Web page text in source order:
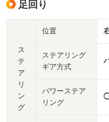
足回り
ス
テ
ア
リ
ン
グ
位置
ステアリング
ギア方式
パワーステア
リング